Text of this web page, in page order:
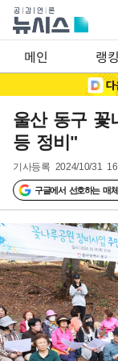
메인 랭킹
울산 동구 꽃
등 정비"
기사등록 2024/10/31
구글에서 선호하는 매